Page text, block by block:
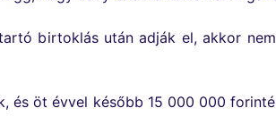
birtoklás után adják el, akkor
és öt évvel később 15 000 000